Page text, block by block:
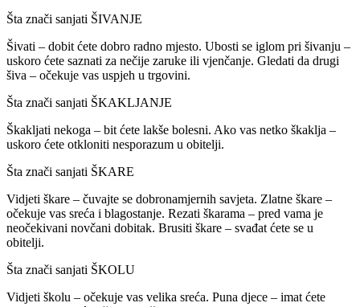
Šta znači sanjati ŠIVANJE
Šivati – dobit ćete dobro radno mjesto. Ubosti se iglom pri šivanju –
uskoro ćete saznati za nečije zaruke ili vjenčanje. Gledati da drugi
šiva – očekuje vas uspjeh u trgovini.
Šta znači sanjati ŠKAKLJANJE
Škakljati nekoga – bit ćete lakše bolesni. Ako vas netko škaklja –
uskoro ćete otkloniti nesporazum u obitelji.
Šta znači sanjati ŠKARE
Vidjeti škare – čuvajte se dobronamjernih savjeta. Zlatne škare –
očekuje vas sreća i blagostanje. Rezati škarama – pred vama je
neočekivani novčani dobitak. Brusiti škare – svađat ćete se u
obitelji.
Šta znači sanjati ŠKOLU
Vidjeti školu – očekuje vas velika sreća. Puna djece – imat ćete